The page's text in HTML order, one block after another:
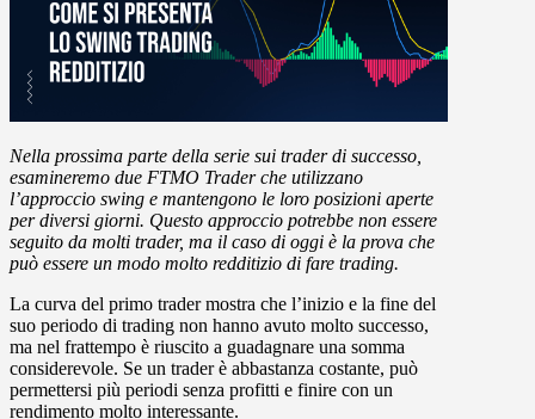
Nella prossima parte della serie sui trader di successo,
esamineremo due FTMO Trader che utilizzano
l’approccio swing e mantengono le loro posizioni aperte
per diversi giorni. Questo approccio potrebbe non essere
seguito da molti trader, ma il caso di oggi è la prova che
può essere un modo molto redditizio di fare trading.
La curva del primo trader mostra che l’inizio e la fine del
suo periodo di trading non hanno avuto molto successo,
ma nel frattempo è riuscito a guadagnare una somma
considerevole. Se un trader è abbastanza costante, può
permettersi più periodi senza profitti e finire con un
rendimento molto interessante.